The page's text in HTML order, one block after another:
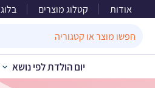
אודות קטלוג מוצרים בלוג
for:
יום הולדת לפי נושא